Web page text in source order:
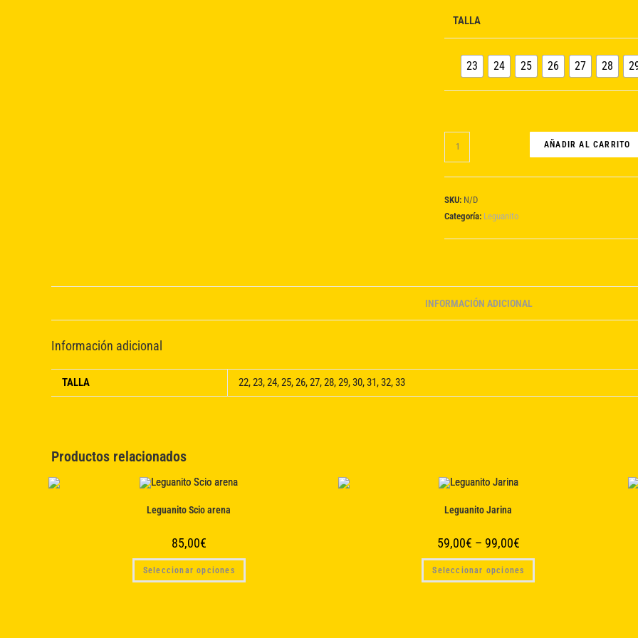
TALLA
23 24 25 26 27 28
blau
AÑADIR AL CARRITO
SKU: N/D
Categoría: Leguanito
INFORMACIÓN ADICIONAL
Información adicional
TALLA 22, 23, 24, 25, 26, 27, 28, 29, 30, 31, 32, 33
Productos relacionados
Leguanito Scio arena
85,00€
Seleccionar opciones
Este
tiene
Leguanito Jarina
59,00€ – 99,00€
Seleccionar opciones
Este
tiene